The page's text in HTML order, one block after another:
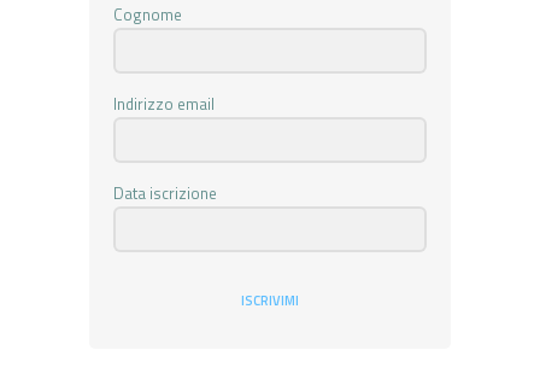
Cognome
Indirizzo email
Data iscrizione
ISCRIVIMI